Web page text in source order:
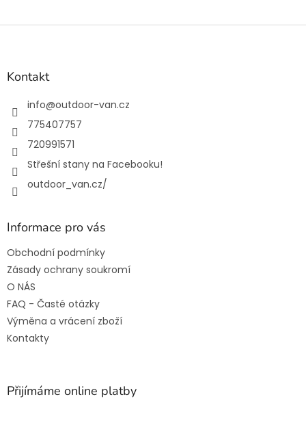
Z
Kontakt
info@outdoor-van.cz
775407757
720991571
Střešní stany na Facebooku!
outdoor_van.cz/
Informace pro vás
Obchodní podmínky
Zásady ochrany soukromí
O NÁS
FAQ - Časté otázky
Výměna a vrácení zboží
Kontakty
Přijímáme online platby